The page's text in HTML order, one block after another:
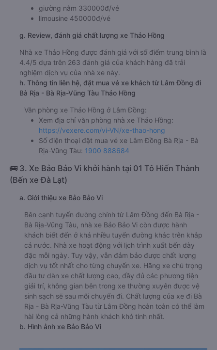
giường nằm 330000đ/vé
limousine 450000đ/vé
g. Review, đánh giá chất lượng xe Thảo Hồng
Nhà xe Thảo Hồng được đánh giá với số điểm trung bình là
4.4/5 dựa trên 263 đánh giá của khách hàng đã trải
nghiệm dịch vụ của nhà xe này.
h. Thông tin liên hệ, đặt mua vé xe khách từ Lâm Đồng đi
Bà Rịa - Bà Rịa-Vũng Tàu Thảo Hồng
Văn phòng xe Thảo Hồng ở Lâm Đồng:
Xem địa chỉ văn phòng nhà xe Thảo Hồng:
https://vexere.com/vi-VN/xe-thao-hong
Số điện thoại đặt mua vé xe Lâm Đồng Bà Rịa - Bà
Rịa-Vũng Tàu: 1900 888684
🚌 3. Xe Bảo Bảo Vi khởi hành tại 01 Tô Hiến Thành
(Bến xe Đà Lạt)
a. Giới thiệu xe Bảo Bảo Vi
Bên cạnh tuyến đường chính từ Lâm Đồng đến Bà Rịa -
Bà Rịa-Vũng Tàu, nhà xe Bảo Bảo Vi còn được hành
khách biết đến ở khá nhiều tuyến đường khác trên khắp
cả nước. Nhà xe hoạt động với lịch trình xuất bến dày
đặc mỗi ngày. Tuy vậy, vẫn đảm bảo được chất lượng
dịch vụ tốt nhất cho từng chuyến xe. Hãng xe chú trọng
đầu tư dàn xe chất lượng cao, đầy đủ các phương tiện
giải trí, không gian bên trong xe thường xuyên được vệ
sinh sạch sẽ sau mỗi chuyến đi. Chất lượng của xe đi Bà
Rịa - Bà Rịa-Vũng Tàu từ Lâm Đồng hoàn toàn có thể làm
hài lòng cả những hành khách khó tính nhất.
b. Hình ảnh xe Bảo Bảo Vi